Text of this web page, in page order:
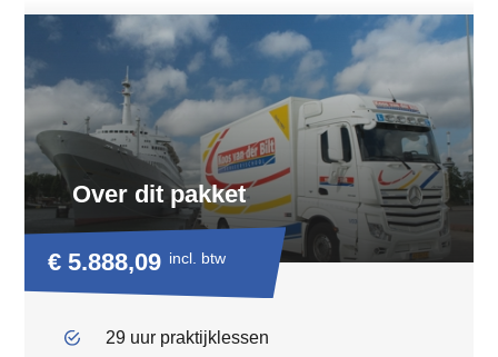
Over dit pakket
€ 5.888,09 incl. btw
29 uur praktijklessen